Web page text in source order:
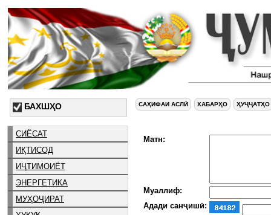
БАХШҲО
СИЁСАТ
ИҚТИСОД
ИҶТИМОИЁТ
ЭНЕРГЕТИКА
МУҲОҶИРАТ
САҲИФАИ АСЛӢ ХАБАРҲО ҲУҶҶАТҲО
Матн:
Муаллиф:
Адади санҷишӣ: